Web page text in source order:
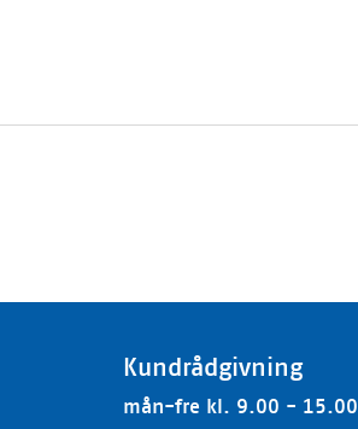
Kundrådgivning
mån-fre kl. 9.00 - 15.00